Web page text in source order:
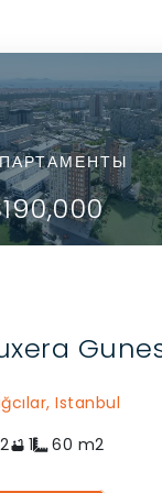
Istanbul
2
1 60 m2
ПОСМОТРЕТЬ
ДЕТАЛИ
СВЯЗАТЬСЯ С
АГЕНТОМ